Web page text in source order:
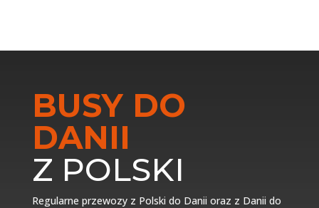
BUSY DO
DANII
Z POLSKI
Regularne przewozy z Polski do Danii oraz z Danii do